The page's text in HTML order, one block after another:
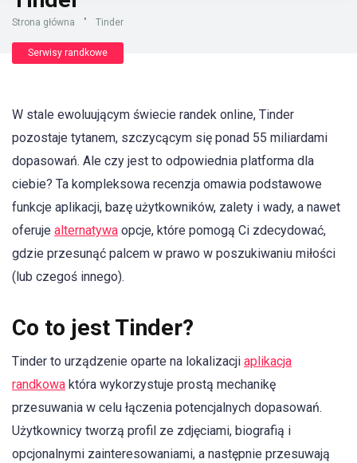
Strona główna " Tinder
Serwisy randkowe
W stale ewoluującym świecie randek online, Tinder
pozostaje tytanem, szczycącym się ponad 55 miliardami
dopasowań. Ale czy jest to odpowiednia platforma dla
ciebie? Ta kompleksowa recenzja omawia podstawowe
funkcje aplikacji, bazę użytkowników, zalety i wady, a nawet
oferuje alternatywa opcje, które pomogą Ci zdecydować,
gdzie przesunąć palcem w prawo w poszukiwaniu miłości
(lub czegoś innego).
Co to jest Tinder?
Tinder to urządzenie oparte na lokalizacji aplikacja
randkowa która wykorzystuje prostą mechanikę
przesuwania w celu łączenia potencjalnych dopasowań.
Użytkownicy tworzą profil ze zdjęciami, biografią i
opcjonalnymi zainteresowaniami, a następnie przesuwają